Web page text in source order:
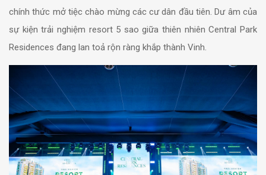
chính thức mở tiệc chào mừng các cư dân đầu tiên.Dư âm của
sự kiện trải nghiệm resort 5 sao giữa thiên nhiên Central Park
Residences đang lan toả rộn ràng khắp thành Vinh.